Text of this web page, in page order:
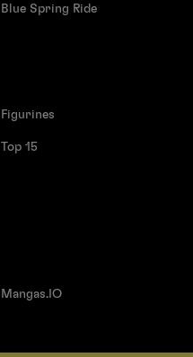
Blue Spring Ride
Figurines
Top 15
Mangas.IO